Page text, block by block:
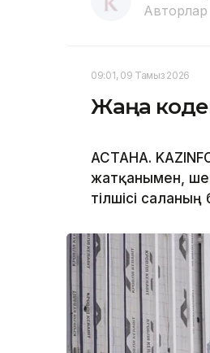
Авторлар
09:01, 09 Тамыз 2026
Жаңа
АСТАНА.
жатқанымен,
тілшісі саланың